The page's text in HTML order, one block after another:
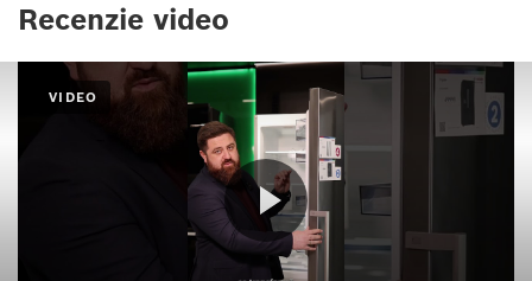
Recenzie video
VIDEO